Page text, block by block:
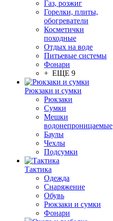
Газ, розжиг
Горелки, плиты,
обогреватели
Косметички
походные
Отдых на воде
Питьевые системы
Фонари
+ ЕЩЕ 9
Рюкзаки и сумки
Рюкзаки
Сумки
Мешки
водонепроницаемые
Баулы
Чехлы
Подсумки
Тактика
Одежда
Снаряжение
Обувь
Рюкзаки и сумки
Фонари